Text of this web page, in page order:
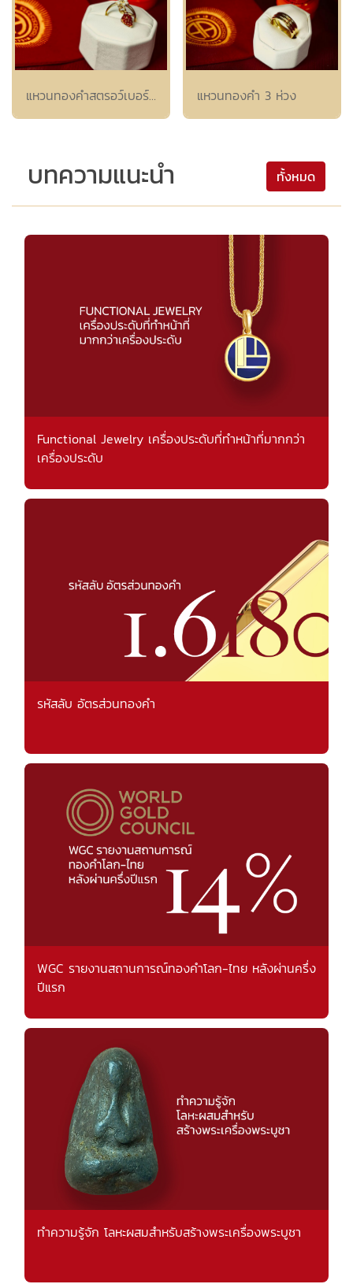
แหวนทองคำสตรอว์เบอร์รี่ลงยา แหวนทองคำ 3 ห่วง
ทั้งหมด
บทความแนะนำ
Functional Jewelry เครื่องประดับที่ทำหน้าที่มากกว่า
เครื่องประดับ
รหัสลับ อัตรส่วนทองคำ
WGC รายงานสถานการณ์ทองคำโลก-ไทย หลังผ่านครึ่ง
ปีแรก
ทำความรู้จัก โลหะผสมสำหรับสร้างพระเครื่องพระบูชา